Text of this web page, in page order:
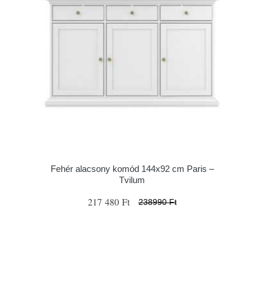
Fehér alacsony komód 144x92 cm Paris –
Tvilum
217 480 Ft 238990 Ft